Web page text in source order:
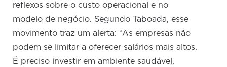
reflexos sobre o custo operacional e no
modelo de negócio. Segundo Taboada, esse
movimento traz um alerta: “As empresas não
podem se limitar a oferecer salários mais altos.
É preciso investir em ambiente saudável,